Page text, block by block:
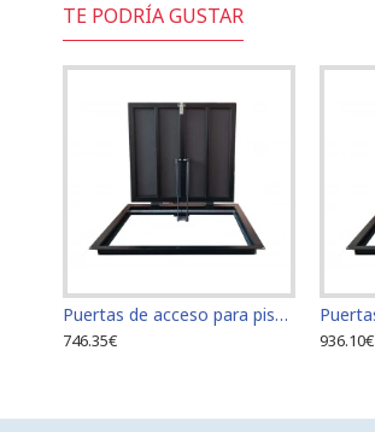
TE PODRÍA GUSTAR
Puertas de acceso para piso tamaño 60 cm x 60 cm
746.35€ 936.10€